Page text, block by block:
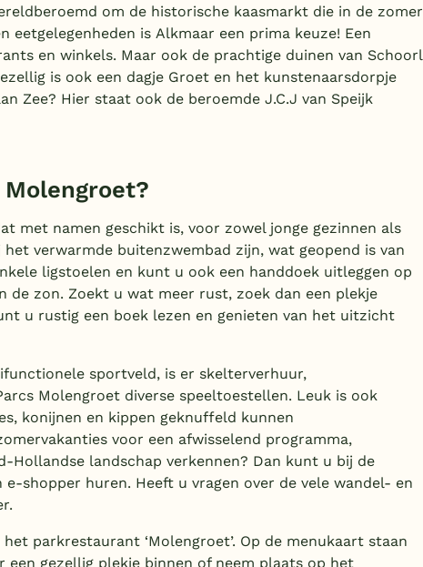
om de historische kaasmarkt die in de zomer
is Alkmaar een prima keuze! Een
en winkels. Maar ook de prachtige duinen van Schoorl
is ook een dagje Groet en het kunstenaarsdorpje
Zee? Hier staat ook de beroemde J.C.J van Speijk
met namen geschikt is, voor zowel jonge gezinnen als
verwarmde buitenzwembad zijn, wat geopend is van
ligstoelen en kunt u ook een handdoek uitleggen op
de zon. Zoekt u wat meer rust, zoek dan een plekje
u rustig een boek lezen en genieten van het uitzicht
sportveld, is er skelterverhuur,
Molengroet diverse speeltoestellen. Leuk is ook
konijnen en kippen geknuffeld kunnen
voor een afwisselend programma,
landschap verkennen? Dan kunt u bij de
shopper huren. Heeft u vragen over de vele wandel- en
parkrestaurant ‘Molengroet’. Op de menukaart staan
een gezellig plekje binnen of neem plaats op het